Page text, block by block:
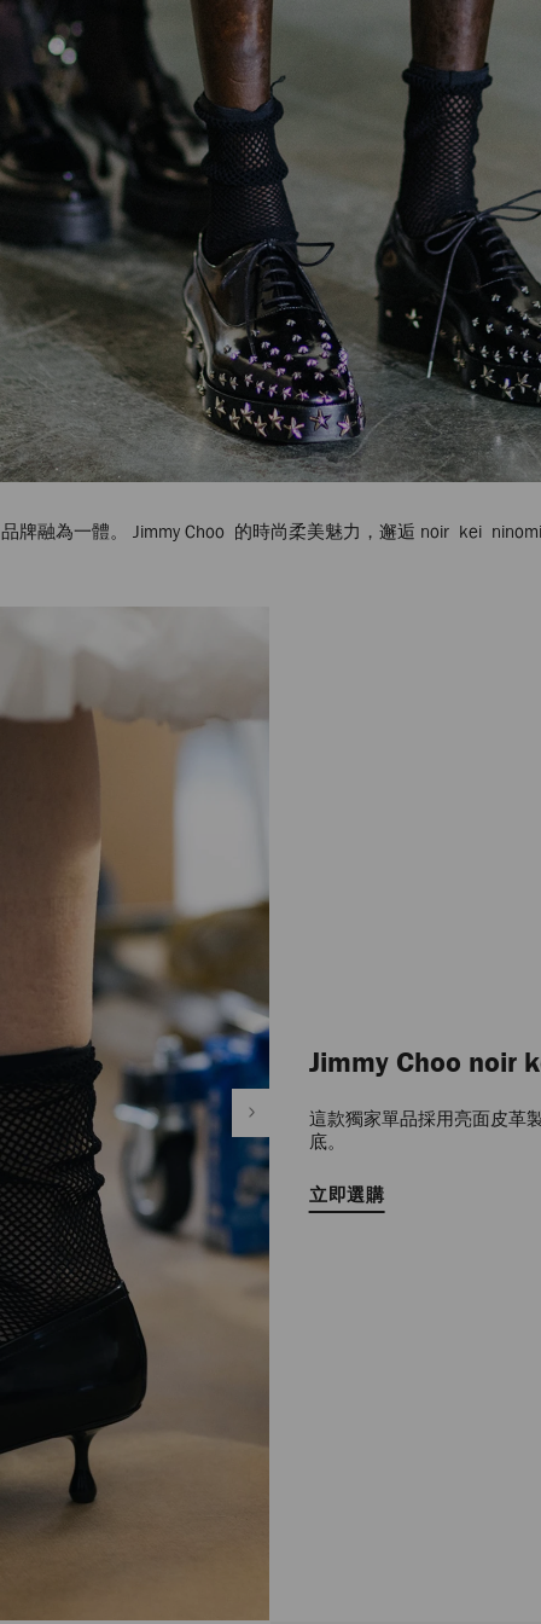
牌融為一體。 Jimmy Choo 的時尚柔美魅力，邂逅 noir kei
Jimmy Choo noir
這款獨家單品採用亮面皮革
底。
立即選購